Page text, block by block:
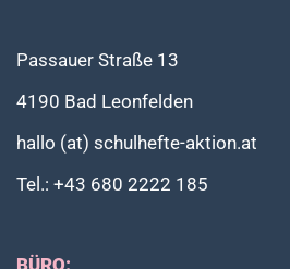
Passauer Straße 13
4190 Bad Leonfelden
hallo (at) schulhefte-aktion.at
Tel.: +43 680 2222 185